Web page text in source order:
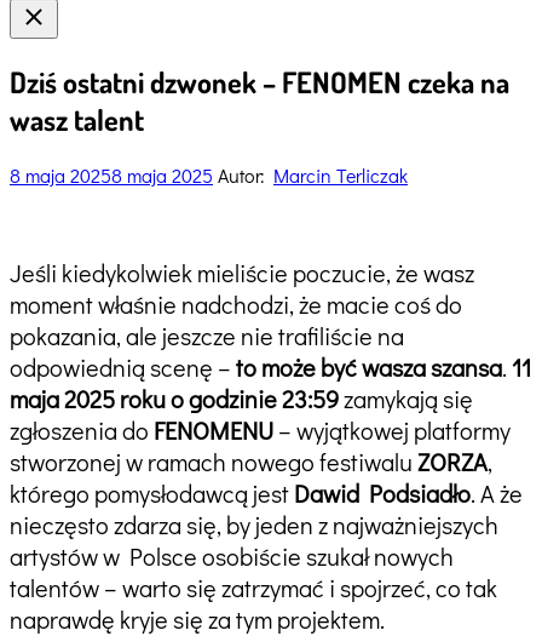
Close
search
Dziś ostatni dzwonek – FENOMEN czeka na
wasz talent
8 maja 20258 maja 2025 Autor: Marcin Terliczak
Jeśli kiedykolwiek mieliście poczucie, że wasz
moment właśnie nadchodzi, że macie coś do
pokazania, ale jeszcze nie trafiliście na
odpowiednią scenę –to może być wasza szansa.11
maja 2025 roku o godzinie 23:59zamykają się
zgłoszenia do FENOMENU– wyjątkowej platformy
stworzonej w ramach nowego festiwaluZORZA,
którego pomysłodawcą jestDawid Podsiadło. A że
nieczęsto zdarza się, by jeden z najważniejszych
artystów w Polsce osobiście szukał nowych
talentów – warto się zatrzymać i spojrzeć, co tak
naprawdę kryje się za tym projektem.